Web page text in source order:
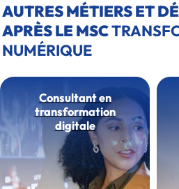
AUTRES MÉTIERS ET
APRÈS LE MSC
NUMÉRIQUE
Consultant en
transformation
digitale